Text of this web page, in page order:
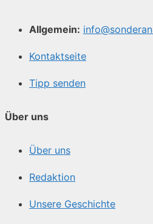
Allgemein:
Kontaktseite
Tipp senden
Über uns
Über uns
Redaktion
Unsere Geschichte